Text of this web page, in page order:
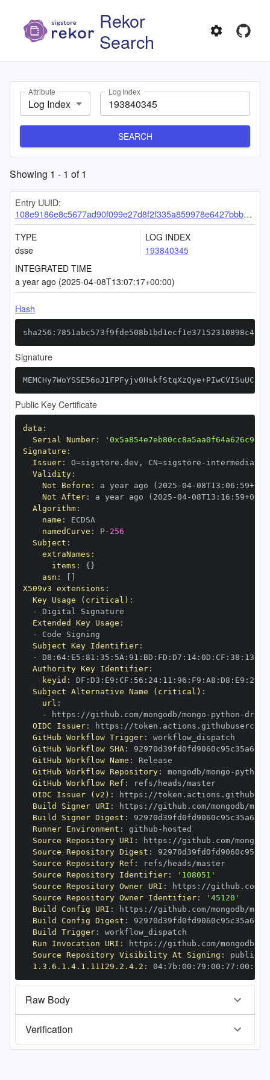
Rekor
Search
Attribute
Log Index
Log Index
SEARCH
Showing 1 - 1 of1
Entry UUID:
108e9186e8c5677ad90f099e27d8f2f335a859978e6427bbbc3c8386f9ee5446829820cec0ec7ffd
TYPE
dsse
LOG INDEX
193840345
INTEGRATED TIME
a year ago (2025-04-08T13:07:17+00:00)
Hash
Signature
Public Key Certificate
data :
Serial Number:
Signature :
Issuer: O=sigstore.dev , CN=sigstore -
Validity:
Not Before : a year ago (2025 -04-08T13 : 06 : 59+00
Not After: a year ago (2025 -04-08T13 : 16 : 59+00
Algorithm:
name :
namedCurve : P- 256
Subject :
extraNames :
items : { }
asn :
X509v3 extensions :
Key Usage (critical) :
-
Extended Key Usage :
-
Subject Key Identifier:
-
D8 : 64: E5 : 81 : 35 : 5A : 91 : BD : FD : D7 : 14: 0D : CF : 38 : 13
Authority Key Identifier:
keyid : DF : D3 : E9 : CF : 56 : 24: 11 : 96 : F9 : A8 : D8 : E9 : 28
Subject Alternative Name (critical) :
url :
-
https : //github.com/mongodb/mongo - python -
OIDC Issuer: https :
GitHub Workflow Trigger:
GitHub Workflow SHA:
GitHub Workflow Name :
GitHub Workflow Repository: mongodb/mongo - python
GitHub Workflow Ref :
refs/heads/master
OIDC Issuer (v2) : https :
Build Signer URI : https : //github.com/mongodb/
Build Signer Digest :
Runner Environment : github -
Source Repository URI : https : //github.com/
Source Repository Digest :
Source Repository Ref :
refs/heads/master
Source Repository Identifier:
'108051'
Source Repository Owner URI : https :
Source Repository Owner Identifier:
'45120'
Build Config URI : https : //github.com/mongodb/
Build Config Digest :
Build Trigger:
Run Invocation URI : https : //github.com/mongodb/
Source Repository Visibility At Signing :
1.3.6.1.4.1.11129.2.4.2 : 04: 7b : 00 : 79 : 00 : 77 : 00 : dd
Raw Body
Verification